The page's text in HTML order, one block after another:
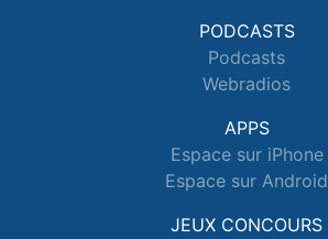
PODCASTS
Podcasts
Webradios
APPS
Espace sur iPhone
Espace sur Android
JEUX CONCOURS